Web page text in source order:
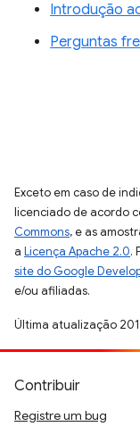
Introdução
Perguntas
Exceto em caso de
licenciado de acordo
Commons, e as
a Licença Apache 2.0.
site do Google
e/ou afiliadas.
Última atualização
Contribuir
Registre um bug